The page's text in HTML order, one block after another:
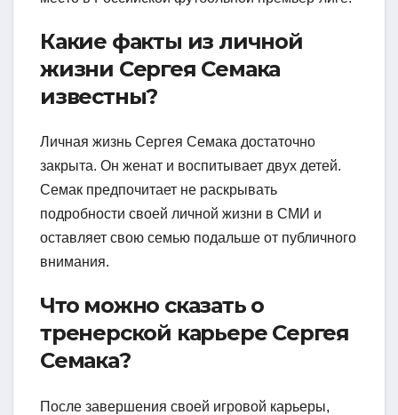
Какие факты из личной
жизни Сергея Семака
известны?
Личная жизнь Сергея Семака достаточно
закрыта. Он женат и воспитывает двух детей.
Семак предпочитает не раскрывать
подробности своей личной жизни в СМИ и
оставляет свою семью подальше от публичного
внимания.
Что можно сказать о
тренерской карьере Сергея
Семака?
После завершения своей игровой карьеры,